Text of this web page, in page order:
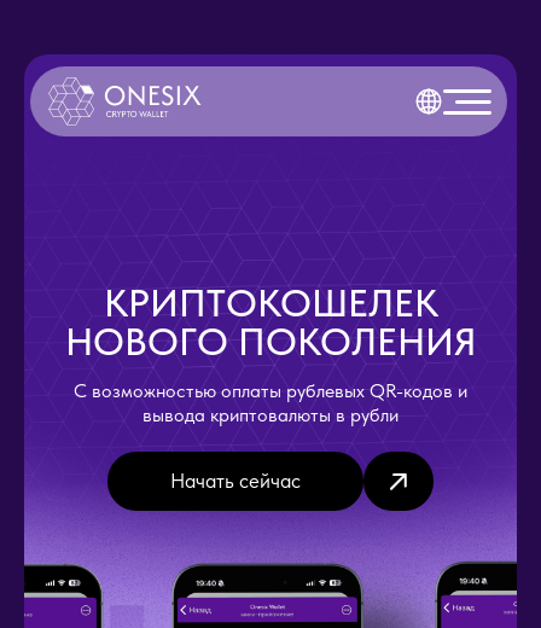
КРИПТОКОШЕЛЕК
НОВОГО ПОКОЛЕНИЯ
С возможностью оплаты рублевых QR-кодов и
вывода криптовалюты в рубли
Начать сейчас